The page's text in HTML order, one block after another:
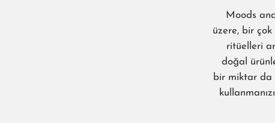
Moods
üzere, bir
ritüelleri
doğal
bir miktar da